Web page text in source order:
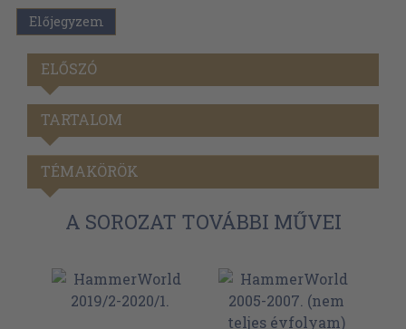
Előjegyzem
ELŐSZÓ
TARTALOM
TÉMAKÖRÖK
A SOROZAT TOVÁBBI MŰVEI